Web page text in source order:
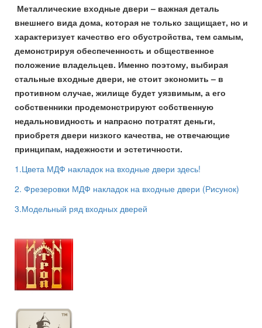
Металлические входные двери – важная деталь
внешнего вида дома, которая не только защищает, но и
характеризует качество его обустройства, тем самым,
демонстрируя обеспеченность и общественное
положение владельцев. Именно поэтому, выбирая
стальные входные двери, не стоит экономить – в
противном случае, жилище будет уязвимым, а его
собственники продемонстрируют собственную
недальновидность и напрасно потратят деньги,
приобретя двери низкого качества, не отвечающие
принципам, надежности и эстетичности.
1.Цвета МДФ накладок на входные двери здесь!
2. Фрезеровки МДФ накладок на входные двери (Рисунок)
3.Модельный ряд входных дверей